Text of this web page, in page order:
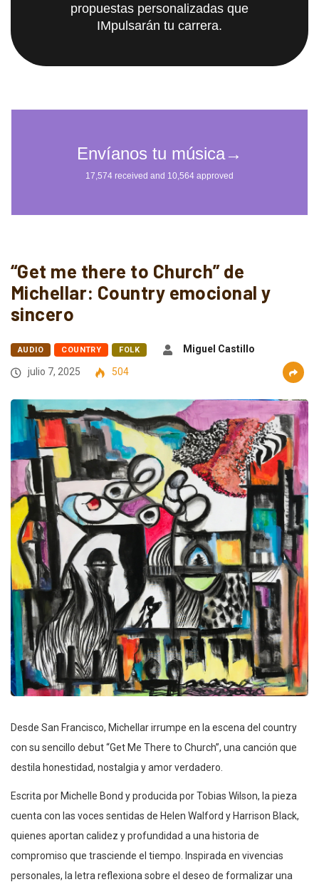
propuestas personalizadas que
IMpulsarán tu carrera.
“Get me there to Church” de
Michellar: Country emocional y
sincero
AUDIO COUNTRY FOLK
Miguel Castillo
julio 7, 2025
504
Desde San Francisco, Michellar irrumpe en la escena del country
con su sencillo debut “Get Me There to Church”, una canción que
destila honestidad, nostalgia y amor verdadero.
Escrita por Michelle Bond y producida por Tobias Wilson, la pieza
cuenta con las voces sentidas de Helen Walford y Harrison Black,
quienes aportan calidez y profundidad a una historia de
compromiso que trasciende el tiempo. Inspirada en vivencias
personales, la letra reflexiona sobre el deseo de formalizar una